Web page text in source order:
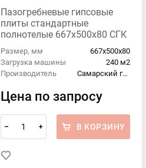
Пазогребневые гипсовые
плиты стандартные
полнотелые 667x500x80 СГК
Размер, мм
667х500х80
Загрузка машины
240 м2
Производитель
Самарский гипсовый комбинат
Цена по запросу
– + В КОРЗИНУ